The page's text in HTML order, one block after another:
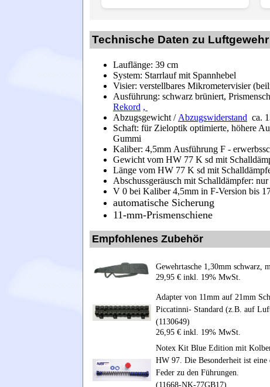
Technische Daten zu
Lauflänge: 39 cm
System: Starrlauf mit Spannhebel
Visier: verstellbares Mikrometervisier
Ausführung: schwarz brüniert,
Rekord ,
Abzugsgewicht / Abzugswiderstand ca.
Schaft: für Zieloptik optimierte, höhere
Gummi
Kaliber: 4,5mm Ausführung F -
Gewicht vom HW 77 K sd mit
Länge vom HW 77 K sd mit
Abschussgeräusch mit Schalldämpfer:
V 0 bei Kaliber 4,5mm in F-Version bis
automatische Sicherung
11-mm-Prismenschiene
Empfohlenes Zubehör
Gewehrtasche 1,30mm schwarz,
29,95 € inkl. 19% MwSt.
Adapter von 11mm auf 21mm
Piccatinni- Standard (z.B. auf
(1130649)
26,95 € inkl. 19% MwSt.
Notex Kit Blue Edition mit
HW 97. Die Besonderheit ist eine
Feder zu den Führungen.
(11668-NK-77GB17)